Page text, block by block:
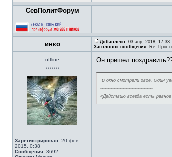
СевПолитФорум
инко Добавлено: 03 апр, 2018, 17:33
Заголовок сообщения: Re:
offline
*******
Зарегистрирован: 20 фев,
2015, 0:38
Сообщения: 3692
Он пришел
"В окно смотрели двое. Один
-----------------------------------
«Действию всегда есть